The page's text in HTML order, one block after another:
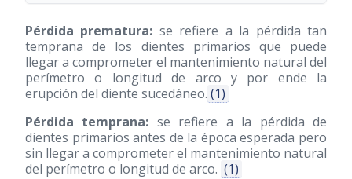
Pérdida prematura: se refiere a la pérdida tan
temprana de los dientes primarios que puede
llegar a comprometer el mantenimiento natural del
perímetro o longitud de arco y por ende la
erupción del diente sucedáneo. (1)
Pérdida temprana: se refiere a la pérdida de
dientes primarios antes de la época esperada pero
sin llegar a comprometer el mantenimiento natural
del perímetro o longitud de arco. (1)